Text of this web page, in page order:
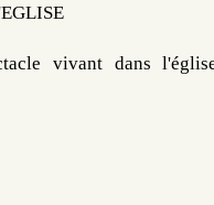
vivant dans